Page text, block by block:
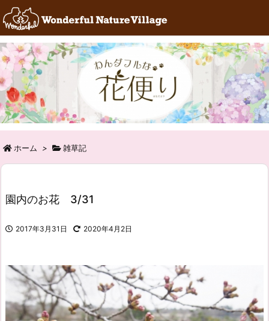
RSS Feedly
ホーム > 雑草記
園内のお花 3/31
2017年3月31日 2020年4月2日